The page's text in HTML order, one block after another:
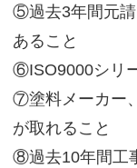
⑤過去3年間元請
あること
⑥ISO9000シリ
⑦塗料メーカー
が取れること
⑧過去10年間工